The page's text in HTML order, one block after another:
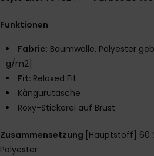
Funktionen
Fabric: Baumwolle, Polyester
g/m2]
Fit: Relaxed Fit
Kängurutasche
Roxy-Stickerei auf Brust
Zusammensetzung [Hauptstoff] 60
Polyester